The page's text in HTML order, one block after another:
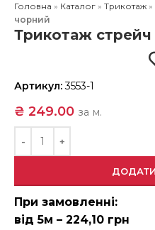
Головна » Каталог »Трикотаж »
чорний
Трикотаж стрейч
Артикул:3553-1
₴ 249.00 за м.
При замовленні:
від 5м – 224,10 грн